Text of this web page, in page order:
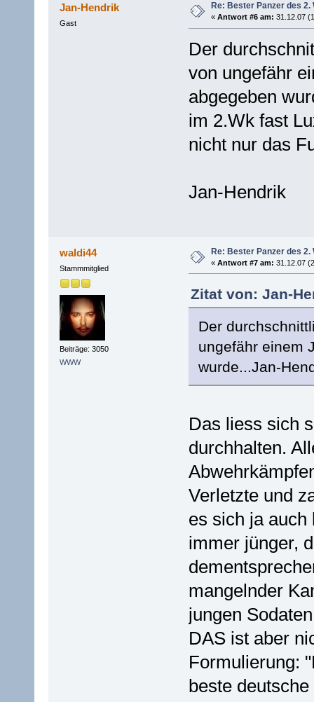
Jan-Hendrik
Gast
Re: Bester Panzer des 2.
« Antwort #6 am: 31.12.07
Der
von ungefähr
abgegeben
im 2.Wk fast
nicht nur das
Jan-Hendrik
waldi44
Stammmitglied
Beiträge: 3050
WWW
Re: Bester Panzer des 2.
« Antwort #7 am: 31.12.07
Zitat von: Jan-
Der
ungefähr einem
wurde...Jan-
Das liess sich
durchhalten.
Verletzte und
es sich ja auch
immer jünger,
mangelnder
jungen
DAS ist aber
Formulierung:
beste